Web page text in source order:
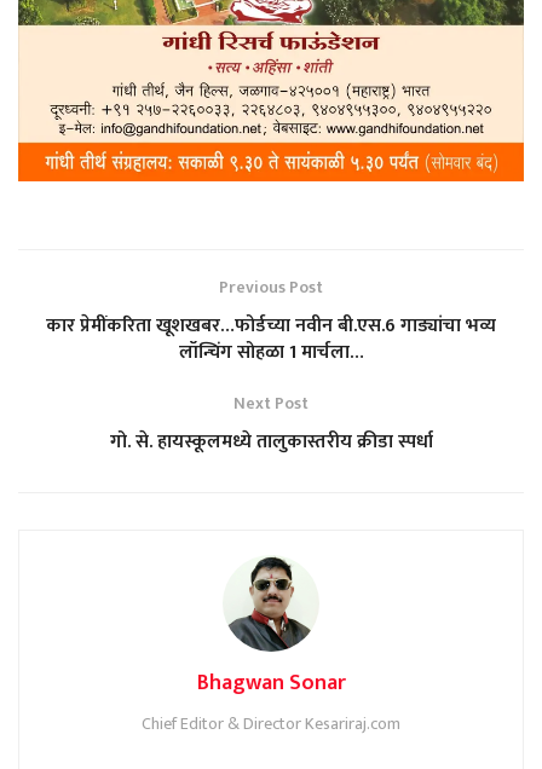
Previous Post
कार प्रेमींकरिता खूशखबर…फोर्डच्या नवीन बी.एस.6 गाड्यांचा भव्य
लॉन्चिंग सोहळा 1 मार्चला…
Next Post
गो. से. हायस्कूलमध्ये तालुकास्तरीय क्रीडा स्पर्धा
Bhagwan Sonar
Chief Editor & Director Kesariraj.com